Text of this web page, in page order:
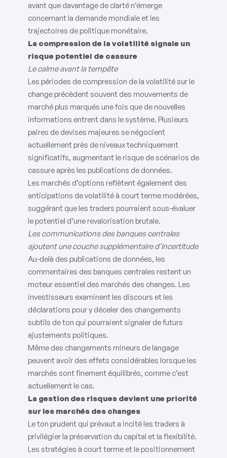
avant que davantage de clarté n’émerge
concernant la demande mondiale et les
trajectoires de politique monétaire.
La compression de la volatilité signale un
risque potentiel de cassure
Le calme avant la tempête
Les périodes de compression de la volatilité sur le
change précèdent souvent des mouvements de
marché plus marqués une fois que de nouvelles
informations entrent dans le système. Plusieurs
paires de devises majeures se négocient
actuellement près de niveaux techniquement
significatifs, augmentant le risque de scénarios de
cassure après les publications de données.
Les marchés d’options reflètent également des
anticipations de volatilité à court terme modérées,
suggérant que les traders pourraient sous-évaluer
le potentiel d’une revalorisation brutale.
Les communications des banques centrales
ajoutent une couche supplémentaire d’incertitude
Au-delà des publications de données, les
commentaires des banques centrales restent un
moteur essentiel des marchés des changes. Les
investisseurs examinent les discours et les
déclarations pour y déceler des changements
subtils de ton qui pourraient signaler de futurs
ajustements politiques.
Même des changements mineurs de langage
peuvent avoir des effets considérables lorsque les
marchés sont finement équilibrés, comme c’est
actuellement le cas.
La gestion des risques devient une priorité
sur les marchés des changes
Le ton prudent qui prévaut a incité les traders à
privilégier la préservation du capital et la flexibilité.
Les stratégies à court terme et le positionnement